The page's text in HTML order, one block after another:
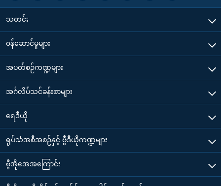
သတင်း
၀န်ဆောင်မှုများ
အပတ်စဉ်ကဏ္ဍများ
အင်္ဂလိပ်သင်ခန်းစာများ
ရေဒီယို
ရုပ်သံအစီအစဉ်နှင့် ဗွီဒီယိုကဏ္ဍများ
ဗွီအိုအေအကြောင်း